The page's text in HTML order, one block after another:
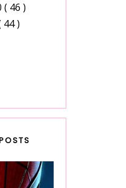
( 46 )
44 )